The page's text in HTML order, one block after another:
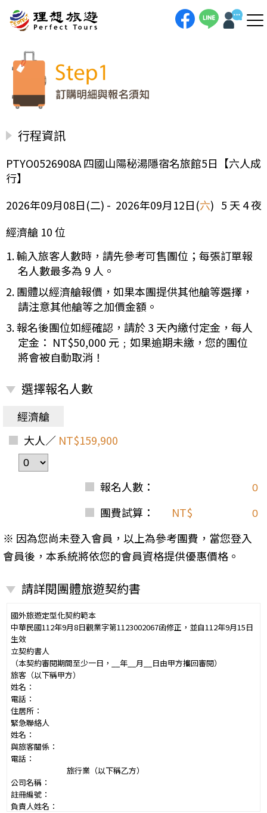
行程資訊
PTYO0526908A 四國山陽秘湯隱宿名旅館5日【六人成
行】
2026年09月08日(二) - 2026年09月12日(六) 5 天 4 夜
經濟艙 10 位
1. 輸入旅客人數時，請先參考可售團位；每張訂單報
名人數最多為 9 人。
2. 團體以經濟艙報價，如果本團提供其他艙等選擇，
請注意其他艙等之加價金額。
3. 報名後團位如經確認，請於 3 天內繳付定金，每人
定金： NT$50,000 元﹔如果逾期未繳，您的團位
將會被自動取消！
選擇報名人數
經濟艙
大人／ NT$159,900
報名人數：
團費試算：
NT$
※ 因為您尚未登入會員，以上為參考團費，當您登入
會員後，本系統將依您的會員資格提供優惠價格。
請詳閱團體旅遊契約書
國外旅遊定型化契約範本
中華民國112年9月8日觀業字第1123002067函修正，並自112年9月15日
生效
立契約書人
（本契約審閱期間至少一日，__年__月__日由甲方攜回審閱）
旅客（以下稱甲方）
姓名：
電話：
住居所：
緊急聯絡人
姓名：
與旅客關係：
電話：
旅行業（以下稱乙方）
公司名稱：
註冊編號：
負責人姓名：